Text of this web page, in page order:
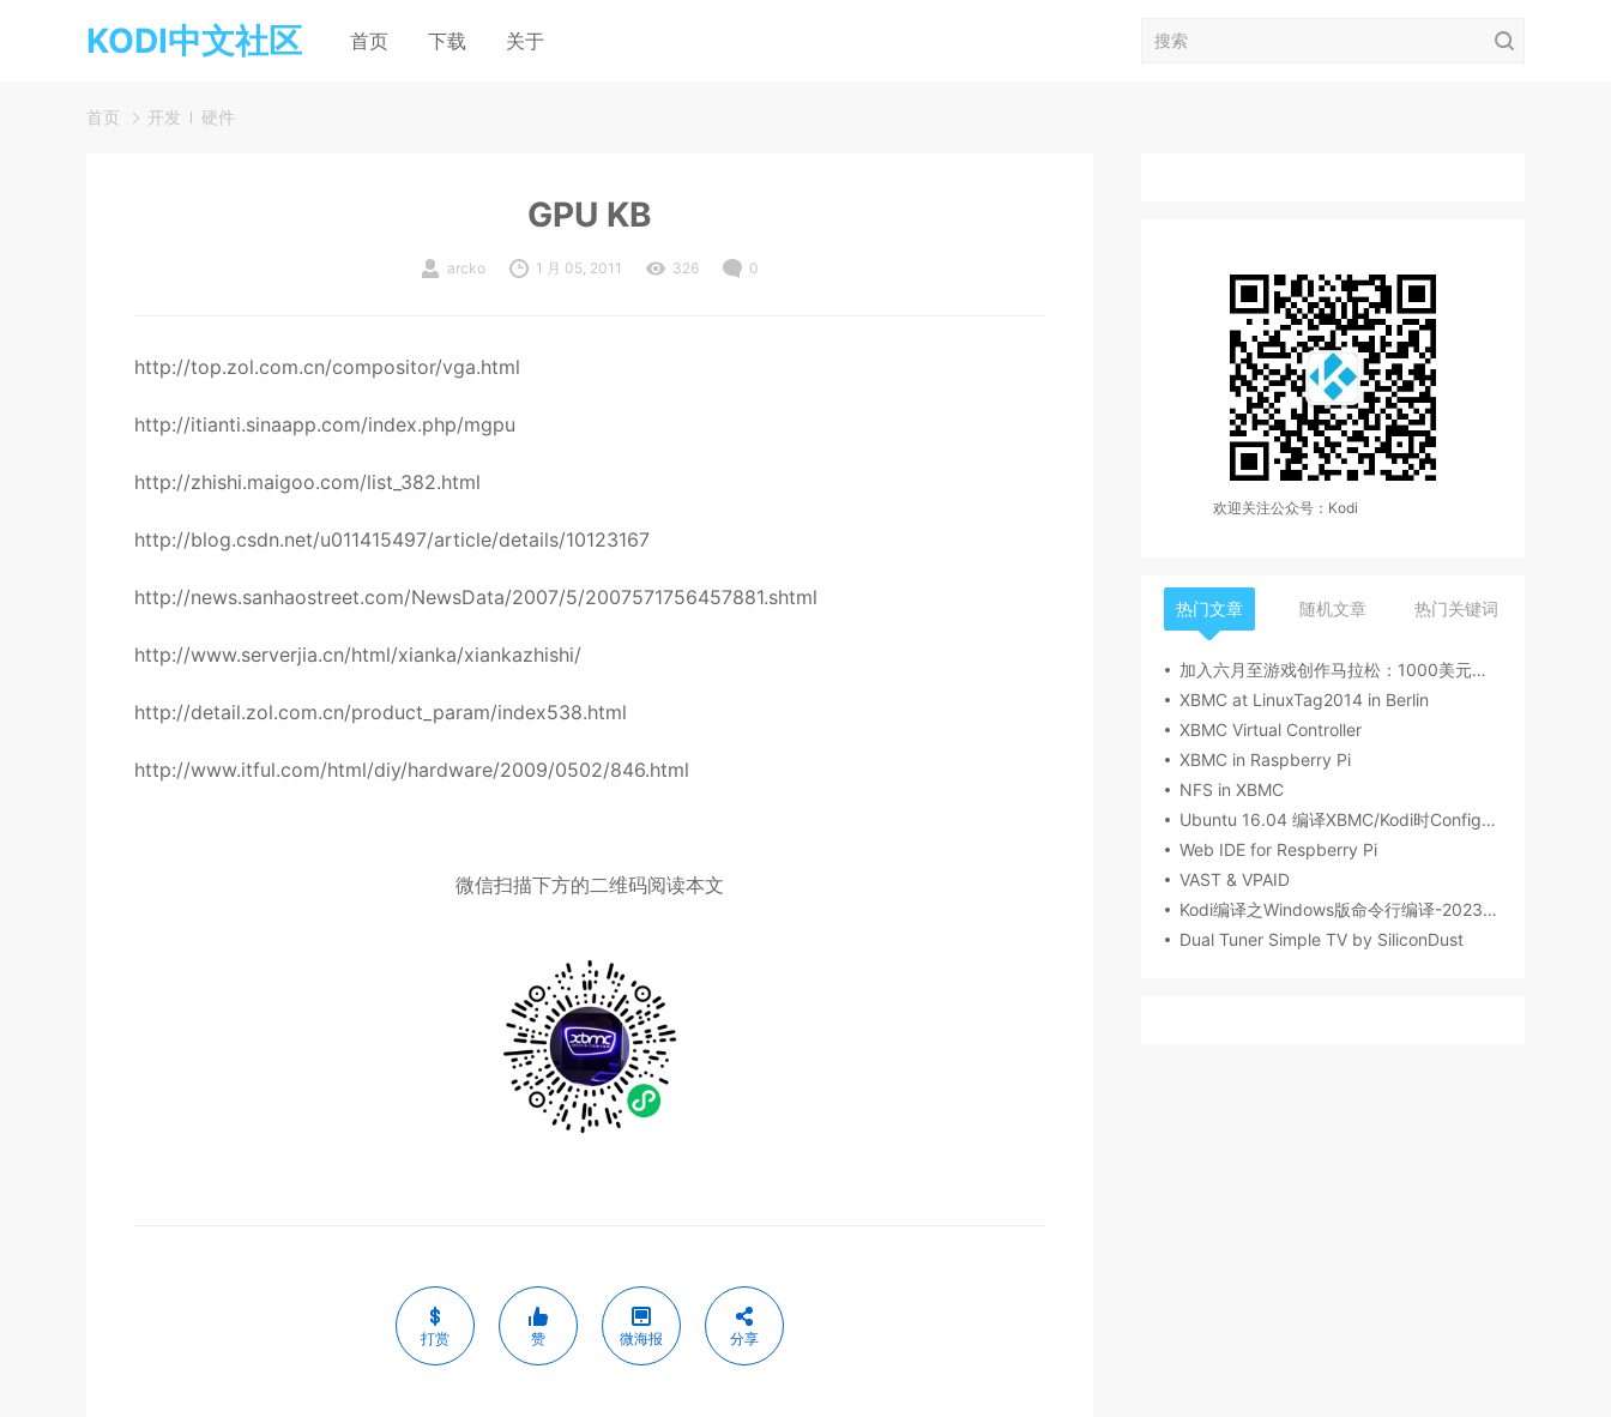
KODI中文社区 首页 下载 关于
首页 开发 硬件
GPU KB
arcko 1 月 05, 2011 326 0
http://top.zol.com.cn/compositor/vga.html
http://itianti.sinaapp.com/index.php/mgpu
http://zhishi.maigoo.com/list_382.html
http://blog.csdn.net/u011415497/article/details/10123167
http://news.sanhaostreet.com/NewsData/2007/5/2007571756457881.shtml
http://www.serverjia.cn/html/xianka/xiankazhishi/
http://detail.zol.com.cn/product_param/index538.html
http://www.itful.com/html/diy/hardware/2009/0502/846.html
微信扫描下方的二维码阅读本文
打赏 赞 微海报 分享
欢迎关注公众号：Kodi
热门文章 随机文章 热门关键词
加入六月至游戏创作马拉松：1000美元奖品！
XBMC at LinuxTag2014 in Berlin
XBMC Virtual Controller
XBMC in Raspberry Pi
NFS in XBMC
Ubuntu 16.04 编译XBMC/Kodi时Configure的问题
Web IDE for Respberry Pi
VAST & VPAID
Kodi编译之Windows版命令行编译-20230914-173702
Dual Tuner Simple TV by SiliconDust